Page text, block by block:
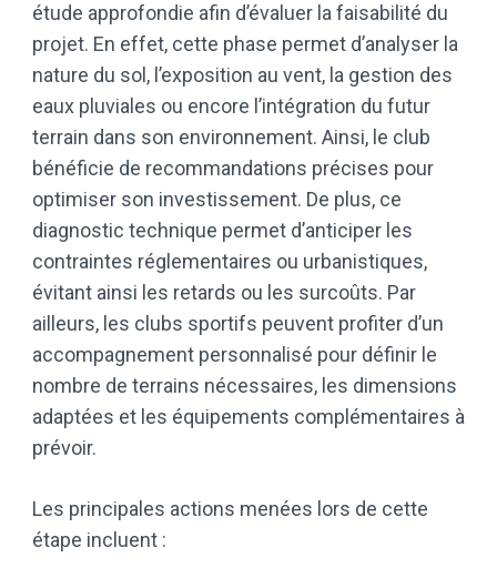
étude approfondie afin d’évaluer la faisabilité du
projet. En effet, cette phase permet d’analyser la
nature du sol, l’exposition au vent, la gestion des
eaux pluviales ou encore l’intégration du futur
terrain dans son environnement. Ainsi, le club
bénéficie de recommandations précises pour
optimiser son investissement. De plus, ce
diagnostic technique permet d’anticiper les
contraintes réglementaires ou urbanistiques,
évitant ainsi les retards ou les surcoûts. Par
ailleurs, les clubs sportifs peuvent profiter d’un
accompagnement personnalisé pour définir le
nombre de terrains nécessaires, les dimensions
adaptées et les équipements complémentaires à
prévoir.
Les principales actions menées lors de cette
étape incluent :